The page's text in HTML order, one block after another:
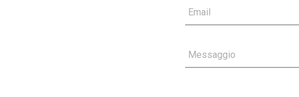
Email
Messaggio